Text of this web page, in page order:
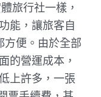
旅行社一樣，
能，讓旅客自
方便。由於全部
的營運成本，
上許多，一張